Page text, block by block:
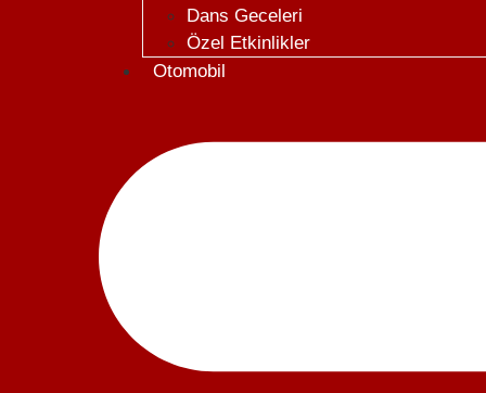
Dans Geceleri
Özel Etkinlikler
Otomobil